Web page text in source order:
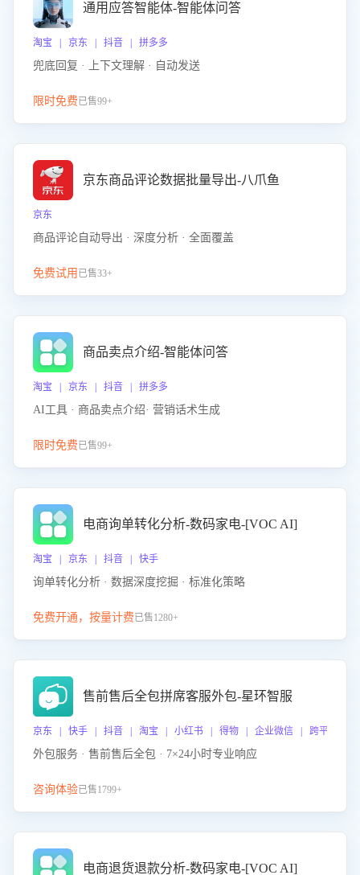
通用应答智能体-智能体问答
淘宝 | 京东 | 抖音 | 拼多多
兜底回复 · 上下文理解 · 自动发送
限时免费已售99+
京东商品评论数据批量导出-八爪鱼
京东
商品评论自动导出 · 深度分析 · 全面覆盖
免费试用 已售33+
商品卖点介绍-智能体问答
淘宝 | 京东 | 抖音 | 拼多多
AI工具 · 商品卖点介绍· 营销话术生成
限时免费已售99+
电商询单转化分析-数码家电-[VOC AI]
淘宝 | 京东 | 抖音 | 快手
询单转化分析 · 数据深度挖掘 · 标准化策略
免费开通，按量计费已售1280+
售前售后全包拼席客服外包-星环智服
京东 | 快手 | 抖音 | 淘宝 | 小红书 | 得物 | 企业微信 | 跨平台
外包服务 · 售前售后全包 · 7×24小时专业响应
咨询体验已售1799+
电商退货退款分析-数码家电-[VOC AI]